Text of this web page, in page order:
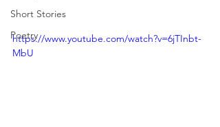
Short Stories
Poetry
https://www.youtube.com/watch?v=6jTInbt-
MbU